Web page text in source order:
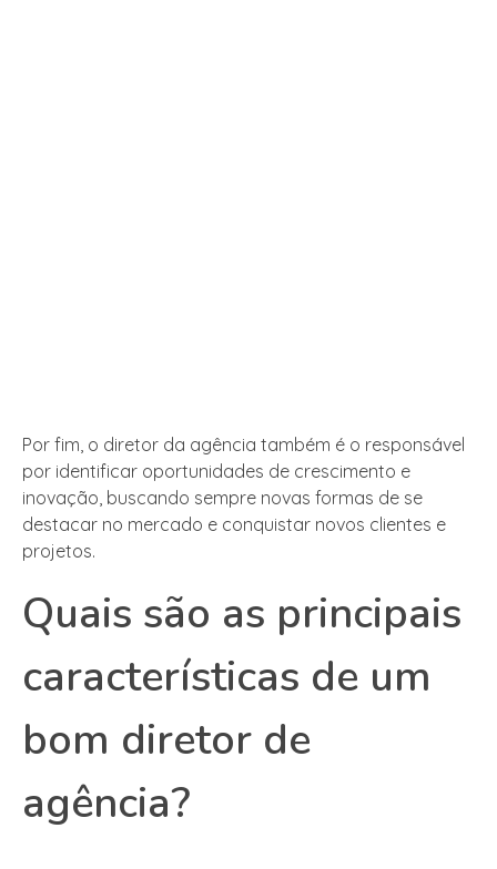
Por fim, o diretor da agência também é o responsável
por identificar oportunidades de crescimento e
inovação, buscando sempre novas formas de se
destacar no mercado e conquistar novos clientes e
projetos.
Quais são as principais
características de um
bom diretor de
agência?